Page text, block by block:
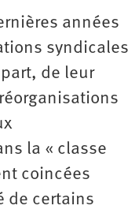
années
syndicales
de leur
la « classe
coincées
de certains